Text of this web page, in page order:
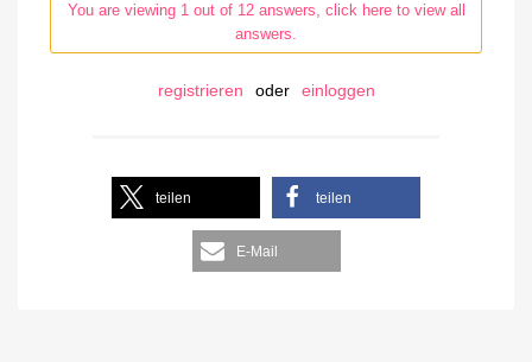
You are viewing 1 out of 12 answers, click here to view all
answers.
registrieren oder einloggen
teilen teilen
E-Mail